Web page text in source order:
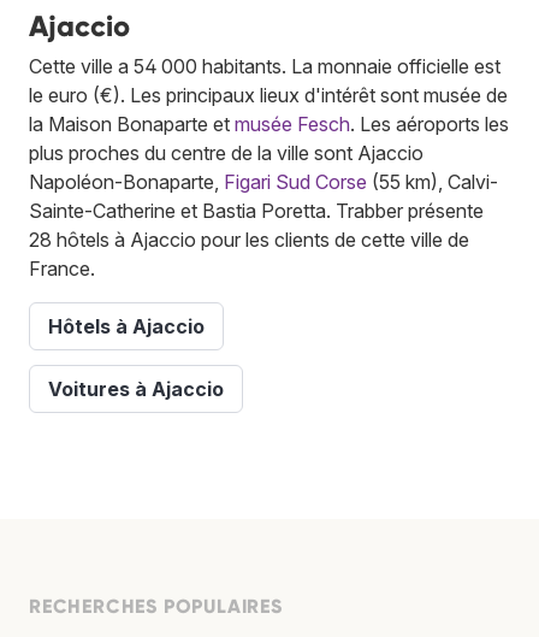
Ajaccio
Cette ville a 54 000 habitants. La monnaie officielle est
le euro (€). Les principaux lieux d'intérêt sont musée de
la Maison Bonaparte et musée Fesch. Les aéroports les
plus proches du centre de la ville sont Ajaccio
Napoléon-Bonaparte, Figari Sud Corse (55 km), Calvi-
Sainte-Catherine et Bastia Poretta. Trabber présente
28 hôtels à Ajaccio pour les clients de cette ville de
France.
Hôtels à Ajaccio
Voitures à Ajaccio
RECHERCHES POPULAIRES